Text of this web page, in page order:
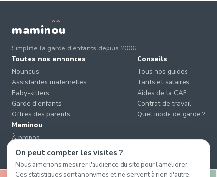
maminou
Simplifie la garde d'enfants depuis 2006.
Toutes nos annonces
Nounous
Assistantes maternelles
Baby-sitters
Garde d'enfants
Offres des parents
Conseils
Tous nos guides
Tarifs et salaires
Aides de la CAF
Contrat de travail
Quel mode de garde ?
Maminou
À propos
Nous contacter
Éviter les arnaques
CGU & CGV
On peut compter les visites ?
Nous aimerions mesurer l'audience du site pour l'améliorer.
Ces statistiques sont anonymes et ne servent à rien d'autre.